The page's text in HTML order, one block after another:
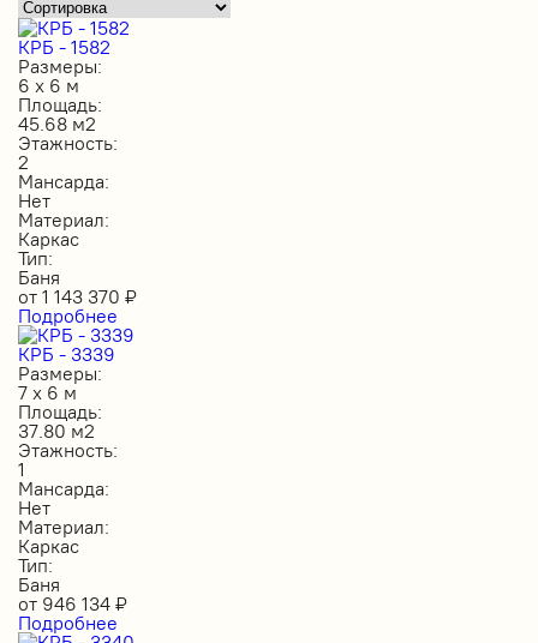
КРБ - 1582
Размеры:
6 х 6 м
Площадь:
45.68 м2
Этажность:
2
Мансарда:
Нет
Материал:
Каркас
Тип:
Баня
от 1 143 370 ₽
Подробнее
КРБ - 3339
Размеры:
7 х 6 м
Площадь:
37.80 м2
Этажность:
1
Мансарда:
Нет
Материал:
Каркас
Тип:
Баня
от 946 134 ₽
Подробнее